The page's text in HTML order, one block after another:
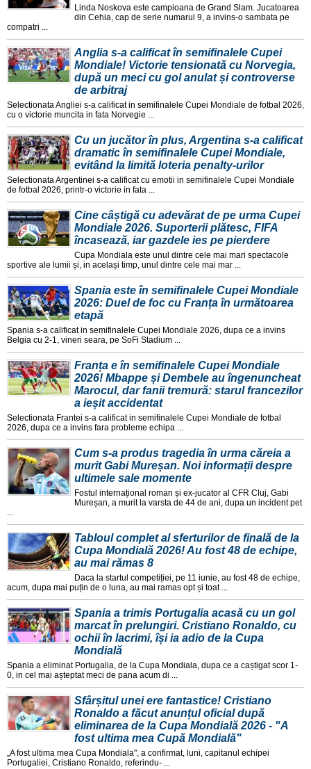
Linda Noskova este campioana de Grand Slam. Jucatoarea
din Cehia, cap de serie numarul 9, a invins-o sambata pe
compatri ...
Anglia s-a calificat în semifinalele Cupei
Mondiale! Victorie tensionată cu Norvegia,
după un meci cu gol anulat și controverse
de arbitraj
Selectionata Angliei s-a calificat in semifinalele Cupei Mondiale de fotbal 2026,
cu o victorie muncita in fata Norvegie ...
Cu un jucător în plus, Argentina s-a calificat
dramatic în semifinalele Cupei Mondiale,
evitând la limită loteria penalty-urilor
Selectionata Argentinei s-a calificat cu emotii in semifinalele Cupei Mondiale
de fotbal 2026, printr-o victorie in fata ...
Cine câștigă cu adevărat de pe urma Cupei
Mondiale 2026. Suporterii plătesc, FIFA
încasează, iar gazdele ies pe pierdere
Cupa Mondiala este unul dintre cele mai mari spectacole
sportive ale lumii și, in același timp, unul dintre cele mai mar ...
Spania este în semifinalele Cupei Mondiale
2026: Duel de foc cu Franța în următoarea
etapă
Spania s-a calificat in semifinalele Cupei Mondiale 2026, dupa ce a invins
Belgia cu 2-1, vineri seara, pe SoFi Stadium ...
Franța e în semifinalele Cupei Mondiale
2026! Mbappe și Dembele au îngenuncheat
Marocul, dar fanii tremură: starul francezilor
a ieșit accidentat
Selectionata Frantei s-a calificat in semifinalele Cupei Mondiale de fotbal
2026, dupa ce a invins fara probleme echipa ...
Cum s-a produs tragedia în urma căreia a
murit Gabi Mureșan. Noi informații despre
ultimele sale momente
Fostul internațional roman și ex-jucator al CFR Cluj, Gabi
Mureșan, a murit la varsta de 44 de ani, dupa un incident pet
...
Tabloul complet al sferturilor de finală de la
Cupa Mondială 2026! Au fost 48 de echipe,
au mai rămas 8
Daca la startul competiției, pe 11 iunie, au fost 48 de echipe,
acum, dupa mai puțin de o luna, au mai ramas opt și toat ...
Spania a trimis Portugalia acasă cu un gol
marcat în prelungiri. Cristiano Ronaldo, cu
ochii în lacrimi, își ia adio de la Cupa
Mondială
Spania a eliminat Portugalia, de la Cupa Mondiala, dupa ce a caștigat scor 1-
0, in cel mai așteptat meci de pana acum di ...
Sfârșitul unei ere fantastice! Cristiano
Ronaldo a făcut anunțul oficial după
eliminarea de la Cupa Mondială 2026 - "A
fost ultima mea Cupă Mondială"
„A fost ultima mea Cupa Mondiala", a confirmat, luni, capitanul echipei
Portugaliei, Cristiano Ronaldo, referindu- ...